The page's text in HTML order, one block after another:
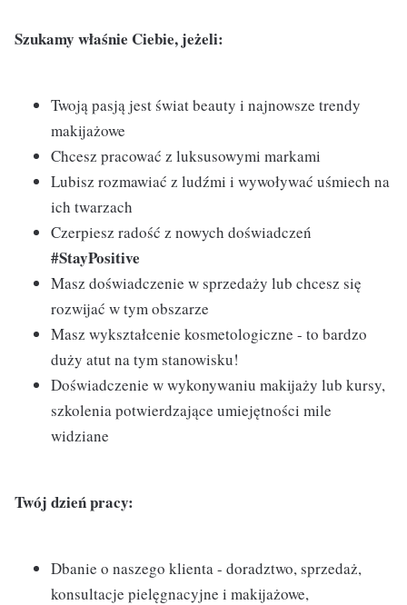
Szukamy właśnie Ciebie, jeżeli:
Twoją pasją jest świat beauty i najnowsze trendy
makijażowe
Chcesz pracować z luksusowymi markami
Lubisz rozmawiać z ludźmi i wywoływać uśmiech na
ich twarzach
Czerpiesz radość z nowych doświadczeń
#StayPositive
Masz doświadczenie w sprzedaży lub chcesz się
rozwijać w tym obszarze
Masz wykształcenie kosmetologiczne - to bardzo
duży atut na tym stanowisku!
Doświadczenie w wykonywaniu makijaży lub kursy,
szkolenia potwierdzające umiejętności mile
widziane
Twój dzień pracy:
Dbanie o naszego klienta - doradztwo, sprzedaż,
konsultacje pielęgnacyjne i makijażowe,